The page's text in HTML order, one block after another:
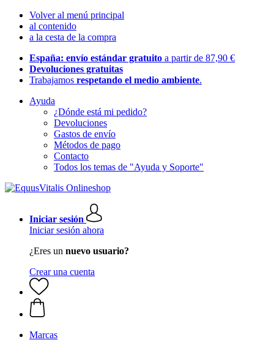
Volver al menú principal
al contenido
a la cesta de la compra
España: envío estándar gratuito a partir de 87,90 €
Devoluciones gratuitas
Trabajamos respetando el medio ambiente.
Ayuda
¿Dónde está mi pedido?
Devoluciones
Gastos de envío
Métodos de pago
Contacto
Todos los temas de "Ayuda y Soporte"
Iniciar sesión
Iniciar sesión ahora
¿Eres un nuevo usuario?
Crear una cuenta
Marcas